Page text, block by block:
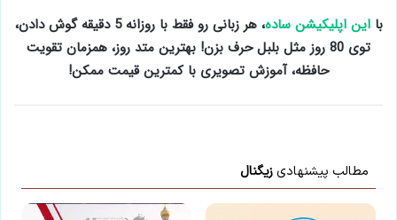
بااین اپلیکیشن ساده
، هر زبانی رو فقط با روزانه 5 دقیقه گوش دادن،
توی 80 روز مثل بلبل حرف بزن! بهترین متد روز، همزمان تقویت
حافظه، آموزش تصویری با کمترین قیمت ممکن!